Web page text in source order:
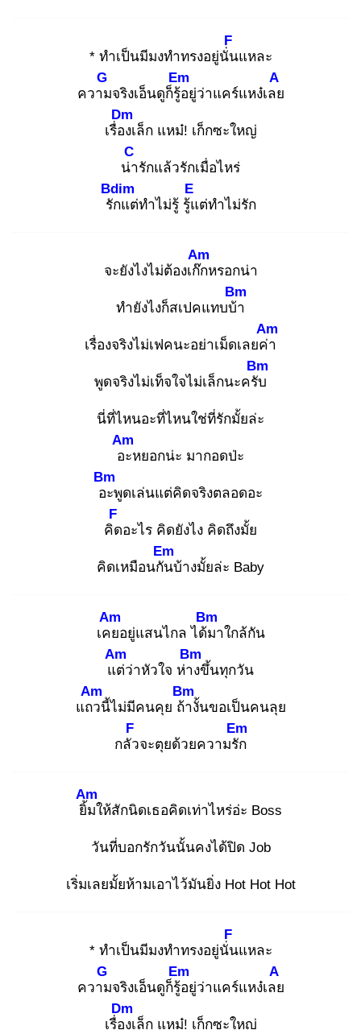
* ทำเป็นมีมงทำทรงอยู่นั่น
F
แหละ
ความ
G
จริงเอ็นดูก็รู้อ
Em
ยู่ว่าแคร์แหง๋เลย
A
เรื่อง
Dm
เล็ก แหม๋! เก็กซะใหญ่
น่า
C
รักแล้วรักเมื่อไหร่
รัก
Bdim
แต่ทำไม่รู้ รู้แ
E
ต่ทำไม่รัก
จะยังไงไม่ต้องเก๊ก
Am
หรอกน่า
ทำยังไงก็สเปคแทบบ้า
Bm
เรื่องจริงไม่เฟคนะอย่าเม็ดเลยค่า
Am
พูดจริงไม่เท็จใจไม่เล็กนะครับ
Bm
นี่ที่ไหนอะที่ไหนใช่ที่รักมั้ยล่ะ
อะ
Am
หยอกน่ะ มากอดป่ะ
อะ
Bm
พูดเล่นแต่คิดจริงตลอดอะ
คิด
F
อะไร คิดยังไง คิดถึงมั้ย
คิดเหมือนกัน
Em
บ้างมั้ยล่ะ Baby
เคย
Am
อยู่แสนไกล ได้ม
Bm
าใกล้กัน
แต่
Am
ว่าหัวใจ ห่าง
Bm
ขึ้นทุกวัน
แถว
Am
นี้ไม่มีคนคุย ถ้า
Bm
งั้นขอเป็นคนลุย
กลัว
F
จะตุยด้วยความรัก
Em
ยิ้ม
Am
ให้สักนิดเธอคิดเท่าไหร่อ่ะ Boss
วันที่บอกรักวันนั้นคงได้ปิด Job
เริ่มเลยมั้ยห้ามเอาไว้มันยิ่ง Hot Hot Hot
* ทำเป็นมีมงทำทรงอยู่นั่น
F
แหละ
ความ
G
จริงเอ็นดูก็รู้อ
Em
ยู่ว่าแคร์แหง๋เลย
A
เรื่อง
Dm
เล็ก แหม๋! เก็กซะใหญ่